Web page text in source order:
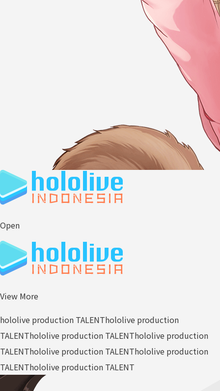
Open
View More
hololive production TALENThololive production
TALENThololive production TALENThololive production
TALENThololive production TALENThololive production
TALENThololive production TALENT